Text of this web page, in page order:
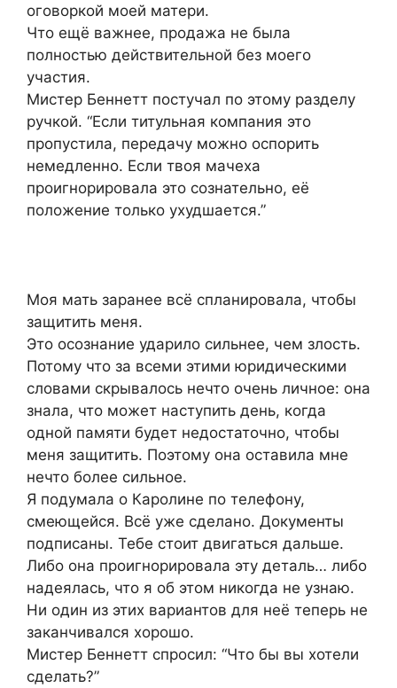
оговоркой моей матери.
Что ещё важнее, продажа не была
полностью действительной без моего
участия.
Мистер Беннетт постучал по этому разделу
ручкой. “Если титульная компания это
пропустила, передачу можно оспорить
немедленно. Если твоя мачеха
проигнорировала это сознательно, её
положение только ухудшается.”
Моя мать заранее всё спланировала, чтобы
защитить меня.
Это осознание ударило сильнее, чем злость.
Потому что за всеми этими юридическими
словами скрывалось нечто очень личное: она
знала, что может наступить день, когда
одной памяти будет недостаточно, чтобы
меня защитить. Поэтому она оставила мне
нечто более сильное.
Я подумала о Каролине по телефону,
смеющейся. Всё уже сделано. Документы
подписаны. Тебе стоит двигаться дальше.
Либо она проигнорировала эту деталь… либо
надеялась, что я об этом никогда не узнаю.
Ни один из этих вариантов для неё теперь не
заканчивался хорошо.
Мистер Беннетт спросил: “Что бы вы хотели
сделать?”